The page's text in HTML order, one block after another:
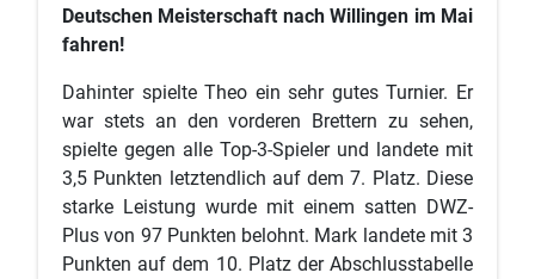
Deutschen Meisterschaft nach Willingen im Mai
fahren!
Dahinter spielte Theo ein sehr gutes Turnier. Er
war stets an den vorderen Brettern zu sehen,
spielte gegen alle Top-3-Spieler und landete mit
3,5 Punkten letztendlich auf dem 7. Platz. Diese
starke Leistung wurde mit einem satten DWZ-
Plus von 97 Punkten belohnt. Mark landete mit 3
Punkten auf dem 10. Platz der Abschlusstabelle